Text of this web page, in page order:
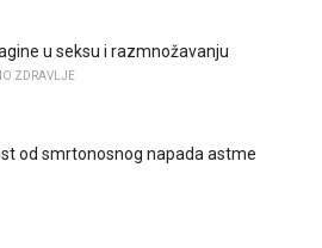
u seksu i razmnožavanju
ZDRAVLJE
od smrtonosnog napada astme